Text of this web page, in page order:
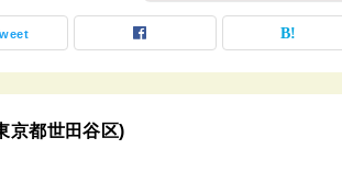
京都世田谷区)